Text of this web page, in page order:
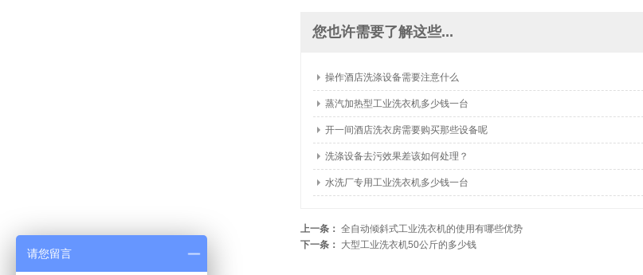
您也许需要了解这些...
操作酒店洗涤设备需要注意什么
蒸汽加热型工业洗衣机多少钱一台
开一间酒店洗衣房需要购买那些设备呢
洗涤设备去污效果差该如何处理？
水洗厂专用工业洗衣机多少钱一台
上一条： 全自动倾斜式工业洗衣机的使用有哪些优势
下一条： 大型工业洗衣机50公斤的多少钱
请您留言